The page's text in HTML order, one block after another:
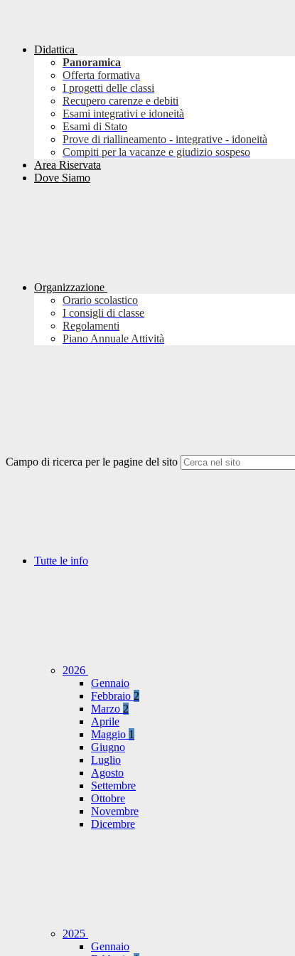
Didattica
Panoramica
Offerta formativa
I progetti delle classi
Recupero carenze e debiti
Esami integrativi e idoneità
Esami di Stato
Prove di riallineamento - integrative - idoneità
Compiti per la vacanze e giudizio sospeso
Area Riservata
Dove Siamo
Organizzazione
Orario scolastico
I consigli di classe
Regolamenti
Piano Annuale Attività
Campo di ricerca per le pagine del sito
Tutte le info
2026
Gennaio
Febbraio 2
Marzo 2
Aprile
Maggio 1
Giugno
Luglio
Agosto
Settembre
Ottobre
Novembre
Dicembre
2025
Gennaio